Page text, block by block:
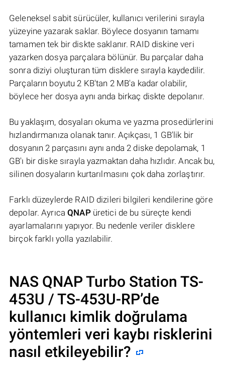
Geleneksel sabit sürücüler, kullanıcı verilerini sırayla
yüzeyine yazarak saklar. Böylece dosyanın tamamı
tamamen tek bir diskte saklanır. RAID diskine veri
yazarken dosya parçalara bölünür. Bu parçalar daha
sonra diziyi oluşturan tüm disklere sırayla kaydedilir.
Parçaların boyutu 2 KB'tan 2 MB'a kadar olabilir,
böylece her dosya aynı anda birkaç diskte depolanır.
Bu yaklaşım, dosyaları okuma ve yazma prosedürlerini
hızlandırmanıza olanak tanır. Açıkçası, 1 GB'lik bir
dosyanın 2 parçasını aynı anda 2 diske depolamak, 1
GB'ı bir diske sırayla yazmaktan daha hızlıdır. Ancak bu,
silinen dosyaların kurtarılmasını çok daha zorlaştırır.
Farklı düzeylerde RAID dizileri bilgileri kendilerine göre
depolar. AyrıcaQNAPüretici de bu süreçte kendi
ayarlamalarını yapıyor. Bu nedenle veriler disklere
birçok farklı yolla yazılabilir.
NAS QNAP Turbo Station TS-
453U / TS-453U-RP’de
kullanıcı kimlik doğrulama
yöntemleri veri kaybı risklerini
nasıl etkileyebilir?